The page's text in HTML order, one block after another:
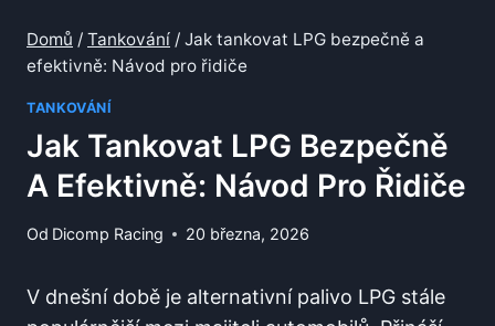
Domů / Tankování / Jak tankovat LPG bezpečně a
efektivně: Návod pro řidiče
TANKOVÁNÍ
Jak Tankovat LPG Bezpečně
A Efektivně: Návod Pro Řidiče
Od Dicomp Racing 20 března, 2026
V dnešní době je alternativní palivo LPG stále